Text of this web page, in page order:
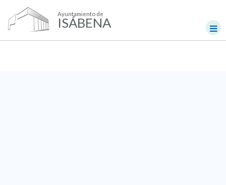
Ayuntamiento de
ISÁBENA